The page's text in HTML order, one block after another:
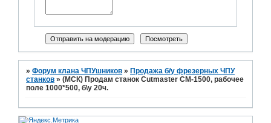
»Форум клана ЧПУшников » Продажа б/у фрезерных ЧПУ
станков »(МСК) Продам станок Cutmaster CM-1500, рабочее
поле 1000*500, б\у 20ч.